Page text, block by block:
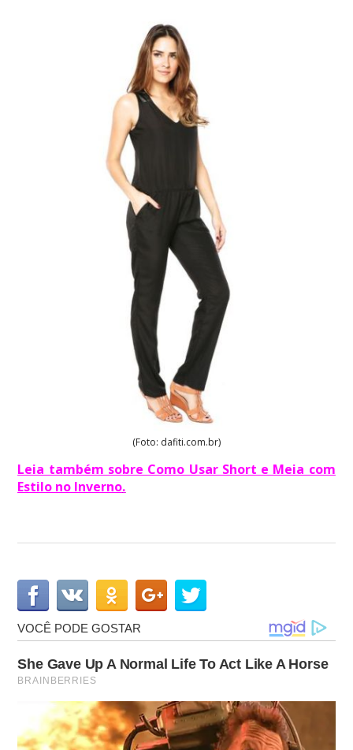
(Foto: dafiti.com.br)
Leia também sobre Como Usar Short e Meia com
Estilo no Inverno.